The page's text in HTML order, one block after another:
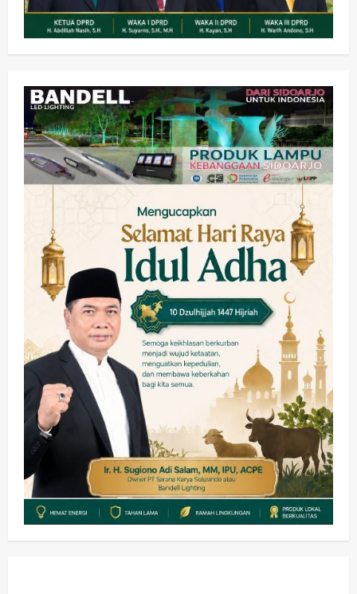
2
Olahraga
Adu Taktik di Atas Rumput Sintetis:
PWI dan Sapma PP Sidoarjo
Memanaskan Mesin Menuju Piala
Soccer
Ekonomi Hiburan
HOT NEWS: Ribuan Warga Wage
Tumplek Blek di Bazar Rakyat Jalan
Jambu, Borong Kuliner UMKM Sambil
Nonton Jaranan!
wartanusa 4 Agustus 2026
Keagamaan Pemerintahan
Pemkab Sidoarjo & Muhammadiyah
Sinergi Permudah Perizinan, Wakaf,
hingga Hibah
wartanusa 4 Agustus 2026
5
Keagamaan Pemerintahan
Hadir di Pengajian Qurrota A’yun,
Wabup Sidoarjo Minta Doa Jamaah
Agar Tetap Amanah Memimpin
wartanusa 4 Agustus 2026
Kesehatan Pembangunan
Pemerintahan